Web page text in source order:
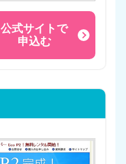
公式サイトで
申込む